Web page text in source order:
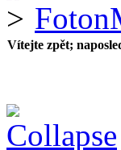
Vítejte zpět;